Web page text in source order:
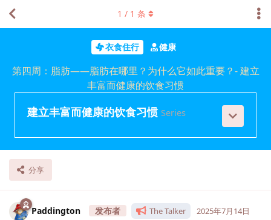
衣食住行 健康
第四周：脂肪——脂肪在哪里？为什么它如此重要？- 建立
丰富而健康的饮食习惯
建立丰富而健康的饮食习惯 Series
分享
1 / 1 条
Paddington The Talker 2025年7月14日